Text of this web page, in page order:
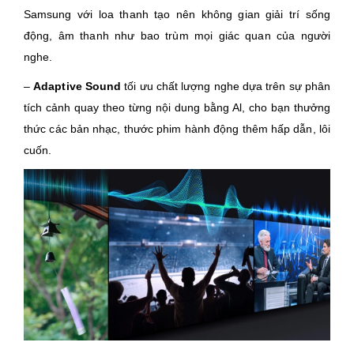
Samsung với loa thanh tạo nên không gian giải trí sống
động, âm thanh như bao trùm mọi giác quan của người
nghe.
–Adaptive Sound tối ưu chất lượng nghe dựa trên sự phân
tích cảnh quay theo từng nội dung bằng Al, cho bạn thưởng
thức các bản nhạc, thước phim hành động thêm hấp dẫn, lôi
cuốn.